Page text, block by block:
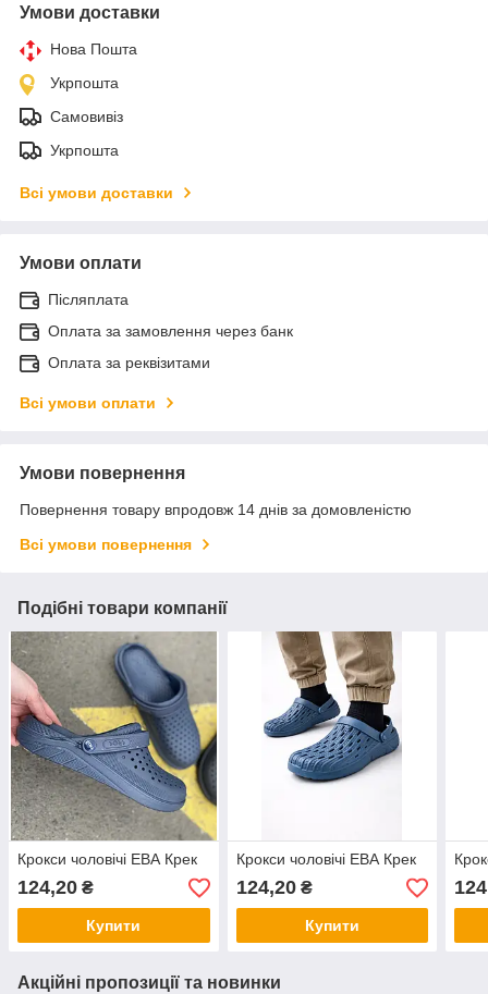
Умови доставки
Нова Пошта
Укрпошта
Самовивіз
Укрпошта
Всі умови доставки
Умови оплати
Післяплата
Оплата за замовлення через банк
Оплата за реквізитами
Всі умови оплати
Умови повернення
Повернення товару впродовж 14 днів за домовленістю
Всі умови повернення
Подібні товари компанії
Крокси чоловічі ЕВА Крек
124,20 ₴
Купити
Крокси чоловічі ЕВА Крек
124,20₴
Купити
Акційні пропозиції та новинки